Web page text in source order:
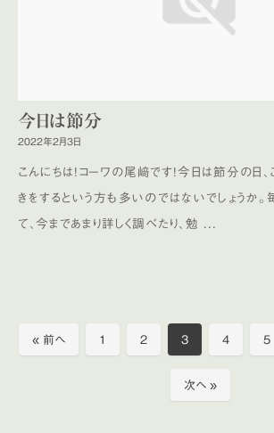
今日は節分
2022年2月3日
こんにちは！コーワの尾﨑です！今日は節分の日
きをするという方も多いのではないでしょうか
て、今まであまり詳しく調べたり、勉 ...
« 前へ 1 2 3 4 5
次へ »